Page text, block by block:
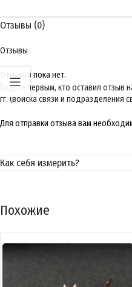
Отзывы (0)
Отзывы
Отзывов пока нет.
Будьте первым, кто оставил
гг. (войска связи и подразделения
Для отправки отзыва вам
Как себя измерить?
Похожие